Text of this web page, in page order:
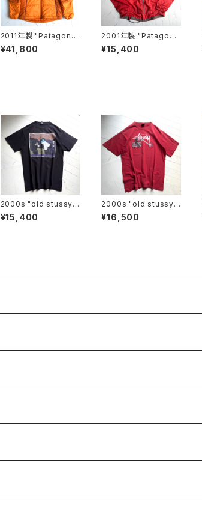
2011年製 "Patagoni
a" DAS PARKA
¥41,800
2001年製 "Patagoni
a" velocity O2 jack
et
¥15,400
2000s "old stussy"
S/S T-shirt
¥15,400
2000s "old stussy"
S/S T-shirt
¥16,500